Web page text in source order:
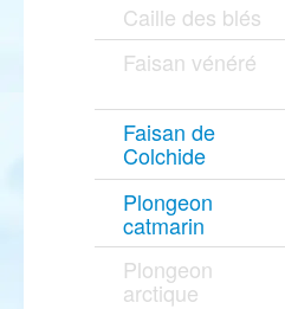
Caille des blés
Faisan vénéré
Faisan de
Colchide
Plongeon
catmarin
Plongeon
arctique